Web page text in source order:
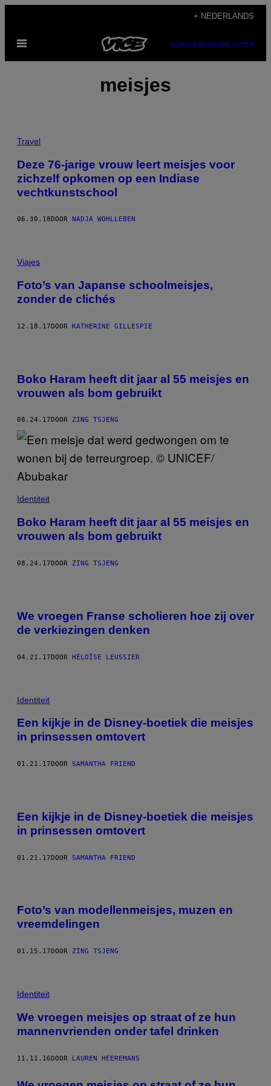
de
+ NEDERLANDS
Open
SUBSCRIBENEWSLETTER
meisjes
Travel
Deze 76-jarige vrouw leert meisjes voor
zichzelf opkomen op een Indiase
vechtkunstschool
06.30.18 DOOR NADJA WOHLLEBEN
Viajes
Foto’s van Japanse schoolmeisjes,
zonder de clichés
12.18.17DOOR KATHERINE GILLESPIE
Boko Haram heeft dit jaar al 55 meisjes en
vrouwen als bom gebruikt
08.24.17 DOOR ZING TSJENG
Identiteit
Boko Haram heeft dit jaar al 55 meisjes en
vrouwen als bom gebruikt
08.24.17DOOR ZING TSJENG
We vroegen Franse scholieren hoe zij over
de verkiezingen denken
04.21.17DOOR HÉLOÏSE LEUSSIER
Identiteit
Een kijkje in de Disney-boetiek die meisjes
in prinsessen omtovert
01.21.17 DOOR SAMANTHA FRIEND
Een kijkje in de Disney-boetiek die meisjes
in prinsessen omtovert
01.21.17DOOR SAMANTHA FRIEND
Foto’s van modellenmeisjes, muzen en
vreemdelingen
01.15.17 DOOR ZING TSJENG
Identiteit
We vroegen meisjes op straat of ze hun
mannenvrienden onder tafel drinken
11.11.16DOOR LAUREN HEEREMANS